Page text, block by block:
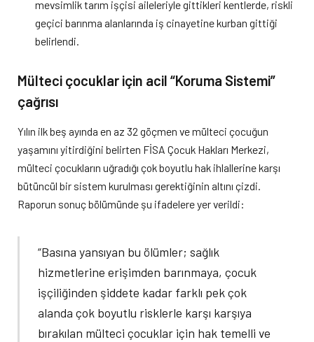
mevsimlik tarım işçisi aileleriyle gittikleri kentlerde, riskli
geçici barınma alanlarında iş cinayetine kurban gittiği
belirlendi.
Mülteci çocuklar için acil “Koruma Sistemi”
çağrısı
Yılın ilk beş ayında en az 32 göçmen ve mülteci çocuğun
yaşamını yitirdiğini belirten FİSA Çocuk Hakları Merkezi,
mülteci çocukların uğradığı çok boyutlu hak ihlallerine karşı
bütüncül bir sistem kurulması gerektiğinin altını çizdi.
Raporun sonuç bölümünde şu ifadelere yer verildi:
“Basına yansıyan bu ölümler; sağlık
hizmetlerine erişimden barınmaya, çocuk
işçiliğinden şiddete kadar farklı pek çok
alanda çok boyutlu risklerle karşı karşıya
bırakılan mülteci çocuklar için hak temelli ve